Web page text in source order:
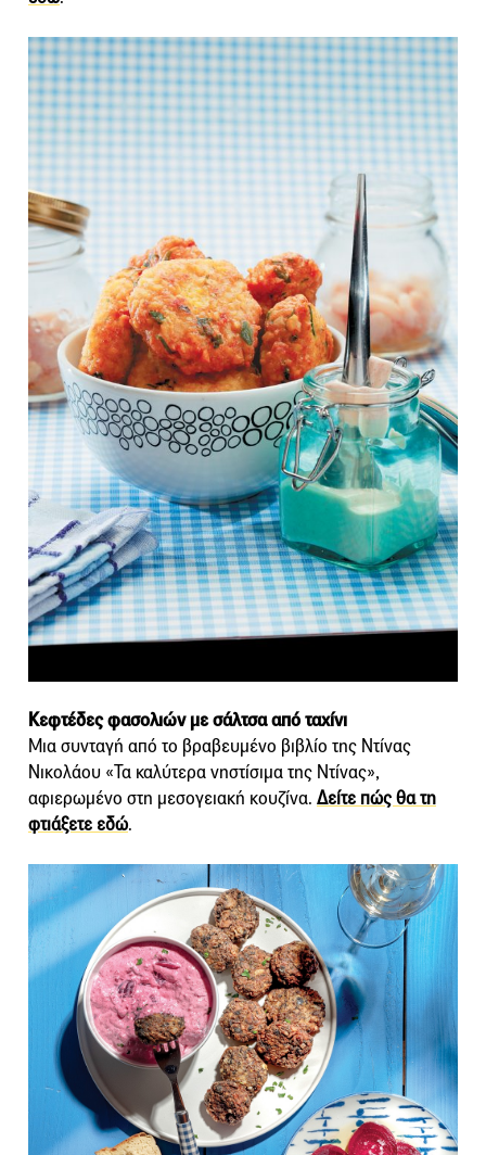
Κεφτέδες φασολιών με σάλτσα από ταχίνι
Μια συνταγή από το βραβευμένο βιβλίο της Ντίνας
Νικολάου «Τα καλύτερα νηστίσιμα της Ντίνας»,
αφιερωμένο στη μεσογειακή κουζίνα. Δείτε πώς θα τη
φτιάξετε εδώ.